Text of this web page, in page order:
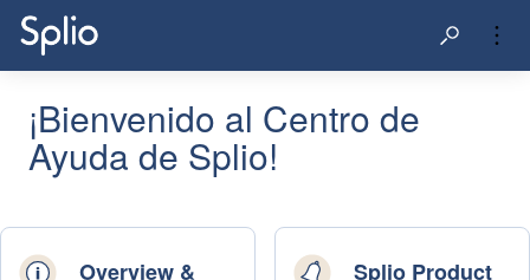
¡Bienvenido al Centro de
Ayuda de Splio!
Overview &
Splio Product